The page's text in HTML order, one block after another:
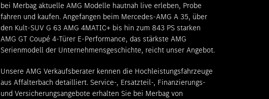
bei Merbag aktuelle AMG Modelle hautnah live erleben, Probe
fahren und kaufen. Angefangen beim Mercedes-AMG A 35, über
den Kult-SUV G 63 AMG 4MATIC+ bis hin zum 843 PS starken
AMG GT Coupé 4-Türer E-Performance, das stärkste AMG
Serienmodell der Unternehmensgeschichte, reicht unser Angebot.
Unsere AMG Verkaufsberater kennen die Hochleistungsfahrzeuge
aus Affalterbach detailliert. Service-, Ersatzteil-, Finanzierungs-
und Versicherungsangebote erhalten Sie bei Merbag von